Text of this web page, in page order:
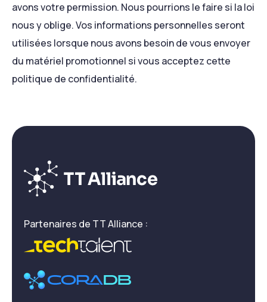
avons votre permission. Nous pourrions le faire si la loi
nous y oblige. Vos informations personnelles seront
utilisées lorsque nous avons besoin de vous envoyer
du matériel promotionnel si vous acceptez cette
politique de confidentialité.
Partenaires de TT Alliance :